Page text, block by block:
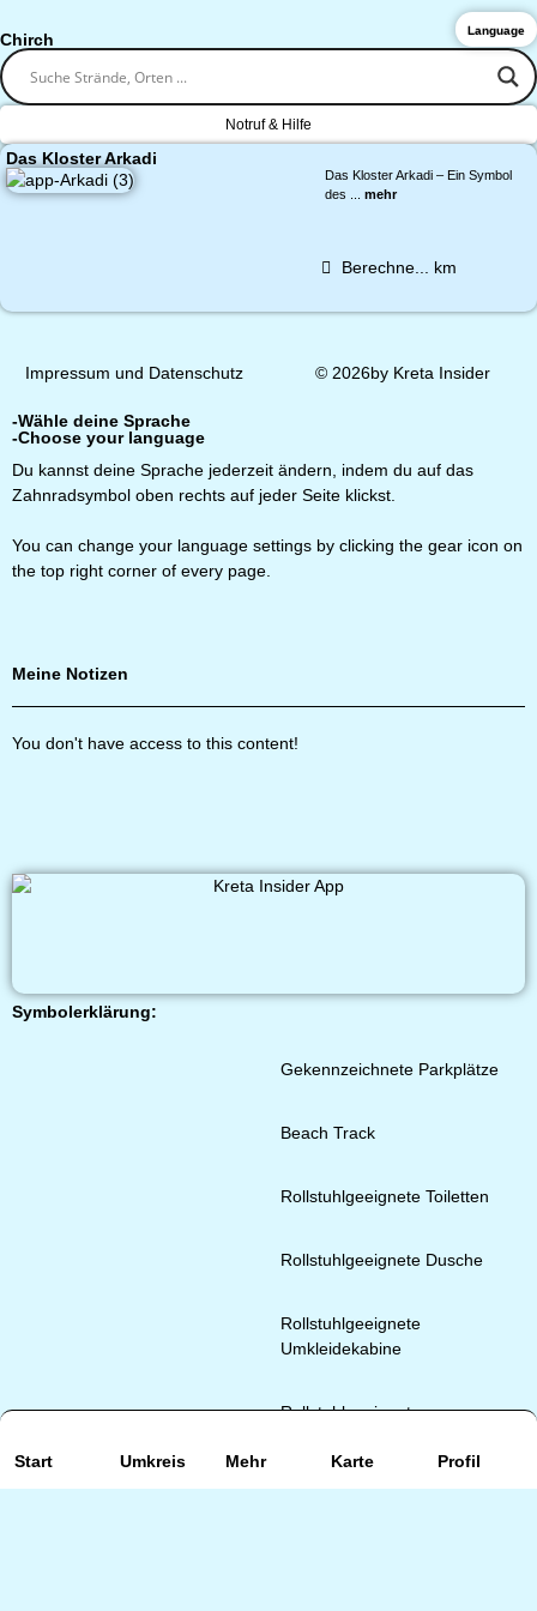
Chirch
Notruf & Hilfe
Das Kloster Arkadi
Das Kloster Arkadi – Ein Symbol
des ... mehr
Berechne... km
Start Umkreis Mehr Karte Profil
Impressum und Datenschutz © 2026by Kreta Insider
Language
-Wähle deine Sprache
-Choose your language
Du kannst deine Sprache jederzeit ändern, indem du auf das
Zahnradsymbol oben rechts auf jeder Seite klickst.
You can change your language settings by clicking the gear icon on
the top right corner of every page.
Meine Notizen
You don't have access to this content!
Symbolerklärung:
Gekennzeichnete Parkplätze
Beach Track
Rollstuhlgeeignete Toiletten
Rollstuhlgeeignete Dusche
Rollstuhlgeeignete
Umkleidekabine
Rollstuhlgeeignete